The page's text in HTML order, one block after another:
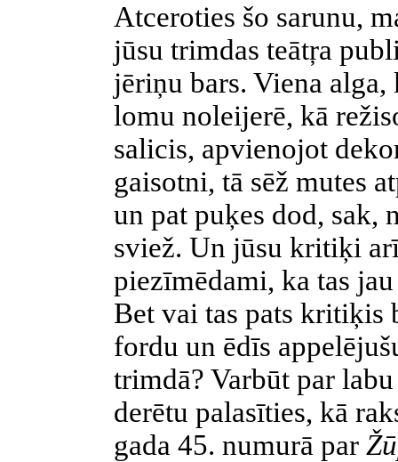
Atceroties šo sarunu,
jūsu trimdas teātŗa
jēriņu bars. Viena
lomu noleijerē, kā
salicis, apvienojot
gaisotni, tā sēž mutes
un pat puķes dod, sak,
sviež. Un jūsu kritiķi
piezīmēdami, ka tas
Bet vai tas pats kritiķis
fordu un ēdīs
trimdā? Varbūt par
derētu palasīties, kā
gada 45. numurā par